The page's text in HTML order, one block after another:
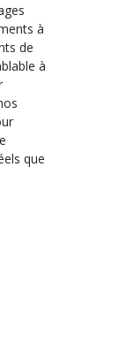
à
de
à
que